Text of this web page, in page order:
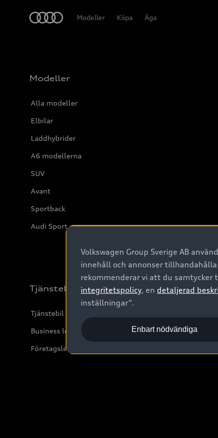
Modeller Köpa Äga
Modeller
Alla modeller
Elbilar
Laddhybrider
A6 modellerna
SUV
Avant
Sportback
Audi Sport
Tjänstebil
Tjänstebil
Business lease online
Företagsleasing
Volkswagen Group Sverige AB
innehåll och annonser
rekommenderar vi att du samtycker
integritetspolicy, en detaljerad
inställningar“.
Enbart nödvändiga